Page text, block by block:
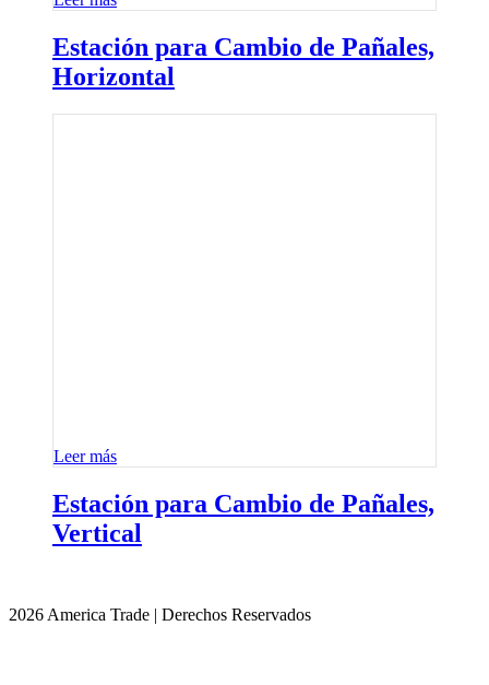
Estación para Cambio de Pañales,
Horizontal
Leer más
Estación para Cambio de Pañales,
Vertical
2026 America Trade | Derechos Reservados